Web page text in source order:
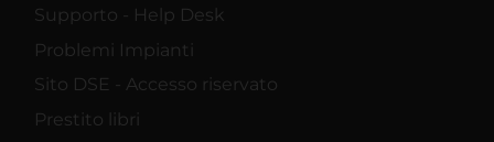
Supporto - Help Desk
Problemi Impianti
Sito DSE - Accesso riservato
Prestito libri